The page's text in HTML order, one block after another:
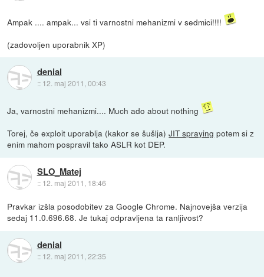
Ampak .... ampak... vsi ti varnostni mehanizmi v sedmici!!!!
(zadovoljen uporabnik XP)
denial
:: 12. maj 2011, 00:43
Ja, varnostni mehanizmi.... Much ado about nothing
Torej, če exploit uporablja (kakor se šušlja)JIT spraying potem si z
enim mahom pospravil tako ASLR kot DEP.
SLO_Matej
:: 12. maj 2011, 18:46
Pravkar izšla posodobitev za Google Chrome. Najnovejša verzija
sedaj 11.0.696.68. Je tukaj odpravljena ta ranljivost?
denial
:: 12. maj 2011, 22:35